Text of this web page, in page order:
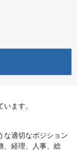
ます。
な適切なポジション
、経理、人事、総